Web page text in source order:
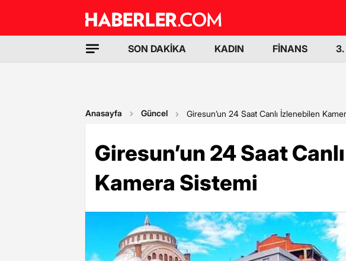
SON DAKİKA KADIN FİNANS 3.
Anasayfa Güncel Giresun’un 24 Saat Canlı İzlenebilen
Giresun’un 24 Saat
Kamera Sistemi